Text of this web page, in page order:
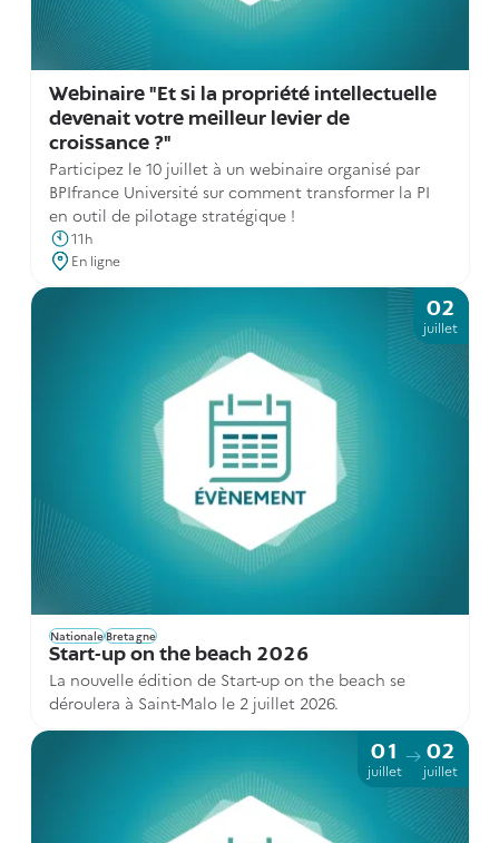
Webinaire "Et si la propriété intellectuelle
devenait votre meilleur levier de
croissance ?"
Participez le 10 juillet à un webinaire organisé par
BPIfrance Université sur comment transformer la PI
en outil de pilotage stratégique !
11h
En ligne
Start-up on the beach 2026
La nouvelle édition de Start-up on the beach se
déroulera à Saint-Malo le 2 juillet 2026.
NationaleBretagne
02
juillet
01
juillet
02
juillet